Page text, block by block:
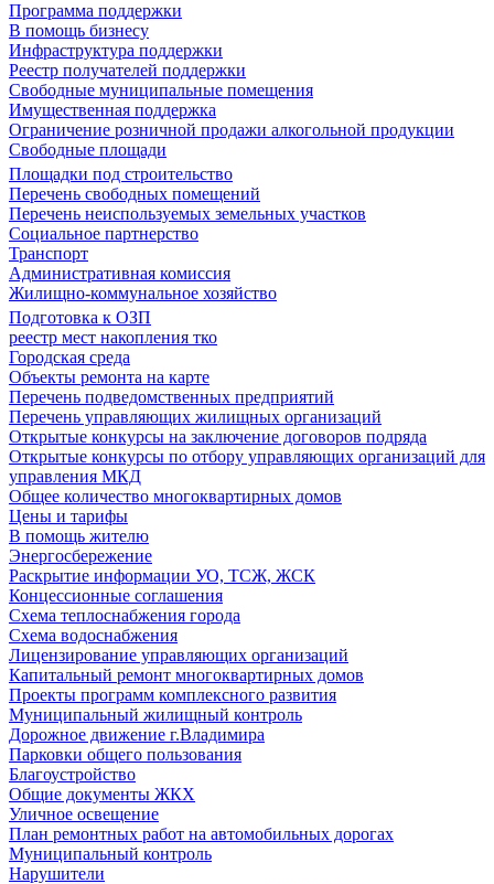
Программа поддержки
В помощь бизнесу
Инфраструктура поддержки
Реестр получателей поддержки
Свободные муниципальные помещения
Имущественная поддержка
Ограничение розничной продажи алкогольной продукции
Свободные площади
Площадки под строительство
Перечень свободных помещений
Перечень неиспользуемых земельных участков
Социальное партнерство
Транспорт
Административная комиссия
Жилищно-коммунальное хозяйство
Подготовка к ОЗП
реестр мест накопления тко
Городская среда
Объекты ремонта на карте
Перечень подведомственных предприятий
Перечень управляющих жилищных организаций
Открытые конкурсы на заключение договоров подряда
Открытые конкурсы по отбору управляющих организаций для
управления МКД
Общее количество многоквартирных домов
Цены и тарифы
В помощь жителю
Энергосбережение
Раскрытие информации УО, ТСЖ, ЖСК
Концессионные соглашения
Схема теплоснабжения города
Схема водоснабжения
Лицензирование управляющих организаций
Капитальный ремонт многоквартирных домов
Проекты программ комплексного развития
Муниципальный жилищный контроль
Дорожное движение г.Владимира
Парковки общего пользования
Благоустройство
Общие документы ЖКХ
Уличное освещение
План ремонтных работ на автомобильных дорогах
Муниципальный контроль
Нарушители